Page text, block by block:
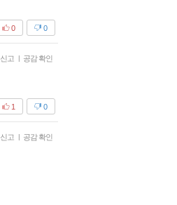
0
0
신고 | 공감 확인
0
1
신고 | 공감 확인